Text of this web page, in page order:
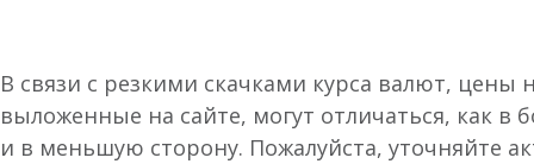
В связи с резкими скачками курса валют, цены
выложенные на сайте, могут отличаться, как в
и в меньшую сторону. Пожалуйста, уточняйте